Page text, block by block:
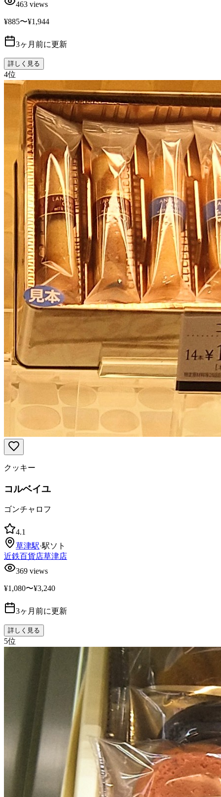
463 views
¥885〜¥1,944
3ヶ月前に更新
詳しく見る
4位
クッキー
コルベイユ
ゴンチャロフ
4.1
草津駅·駅ソト
近鉄百貨店草津店
369 views
¥1,080〜¥3,240
3ヶ月前に更新
詳しく見る
5位